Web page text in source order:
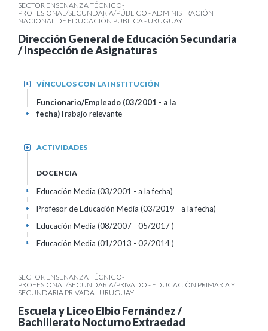
SECTOR ENSEÑANZA TÉCNICO-
PROFESIONAL/SECUNDARIA/PÚBLICO - ADMINISTRACIÓN
NACIONAL DE EDUCACIÓN PÚBLICA - URUGUAY
Dirección General de Educación Secundaria
/ Inspección de Asignaturas
VÍNCULOS CON LA INSTITUCIÓN
+
Funcionario/Empleado (03/2001 - a la
fecha)Trabajo relevante
+
ACTIVIDADES
+
DOCENCIA
Educación Media (03/2001 - a la fecha)
+
Profesor de Educación Media (03/2019 - a la fecha)
+
Educación Media (08/2007 - 05/2017 )
+
Educación Media (01/2013 - 02/2014 )
+
SECTOR ENSEÑANZA TÉCNICO-
PROFESIONAL/SECUNDARIA/PRIVADO - EDUCACIÓN PRIMARIA Y
SECUNDARIA PRIVADA - URUGUAY
Escuela y Liceo Elbio Fernández /
Bachillerato Nocturno Extraedad